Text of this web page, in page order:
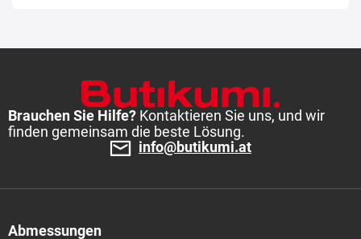
Brauchen Sie Hilfe? Kontaktieren Sie uns, und wir
finden gemeinsam die beste Lösung.
info@butikumi.at
Abmessungen